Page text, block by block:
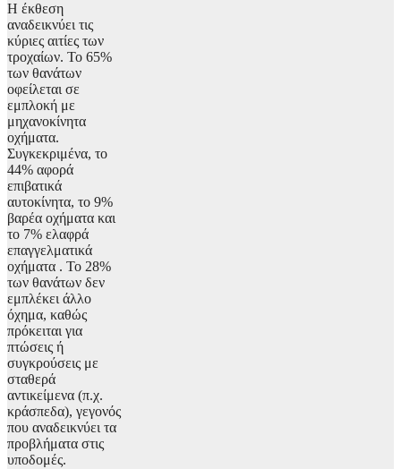
Η έκθεση
αναδεικνύει τις
κύριες αιτίες των
τροχαίων. Το 65%
των θανάτων
οφείλεται σε
εμπλοκή με
μηχανοκίνητα
οχήματα.
Συγκεκριμένα, το
44% αφορά
επιβατικά
αυτοκίνητα, το 9%
βαρέα οχήματα και
το 7% ελαφρά
επαγγελματικά
οχήματα . Το 28%
των θανάτων δεν
εμπλέκει άλλο
όχημα, καθώς
πρόκειται για
πτώσεις ή
συγκρούσεις με
σταθερά
αντικείμενα (π.χ.
κράσπεδα), γεγονός
που αναδεικνύει τα
προβλήματα στις
υποδομές.